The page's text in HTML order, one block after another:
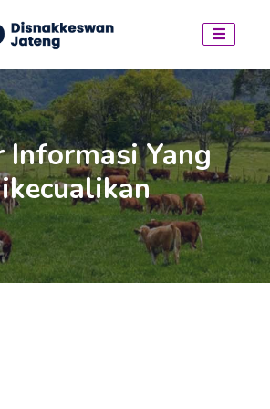
Informasi Yang